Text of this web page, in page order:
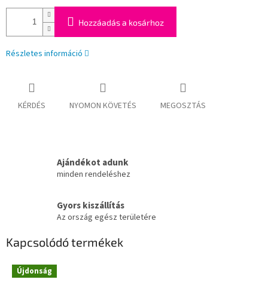
Hozzáadás a kosárhoz
Részletes információ
KÉRDÉS NYOMON KÖVETÉS MEGOSZTÁS
Ajándékot adunk
minden rendeléshez
Gyors kiszállítás
Az ország egész területére
Kapcsolódó termékek
Újdonság